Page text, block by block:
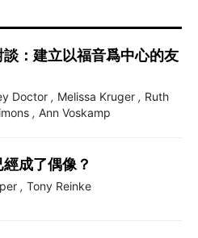
談：建立以福音爲中心的友
Doctor , Melissa Kruger , Ruth
, Ann Voskamp
成了偶像？
, Tony Reinke